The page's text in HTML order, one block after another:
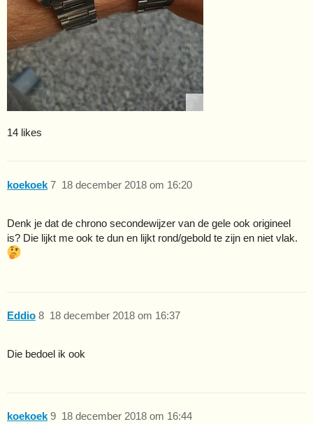
14 likes
koekoek 18 december 2018 om 16:20
7
Denk je dat de chrono secondewijzer van de gele ook origineel
is? Die lijkt me ook te dun en lijkt rond/gebold te zijn en niet vlak.
Eddio 18 december 2018 om 16:37
8
Die bedoel ik ook
koekoek 18 december 2018 om 16:44
9